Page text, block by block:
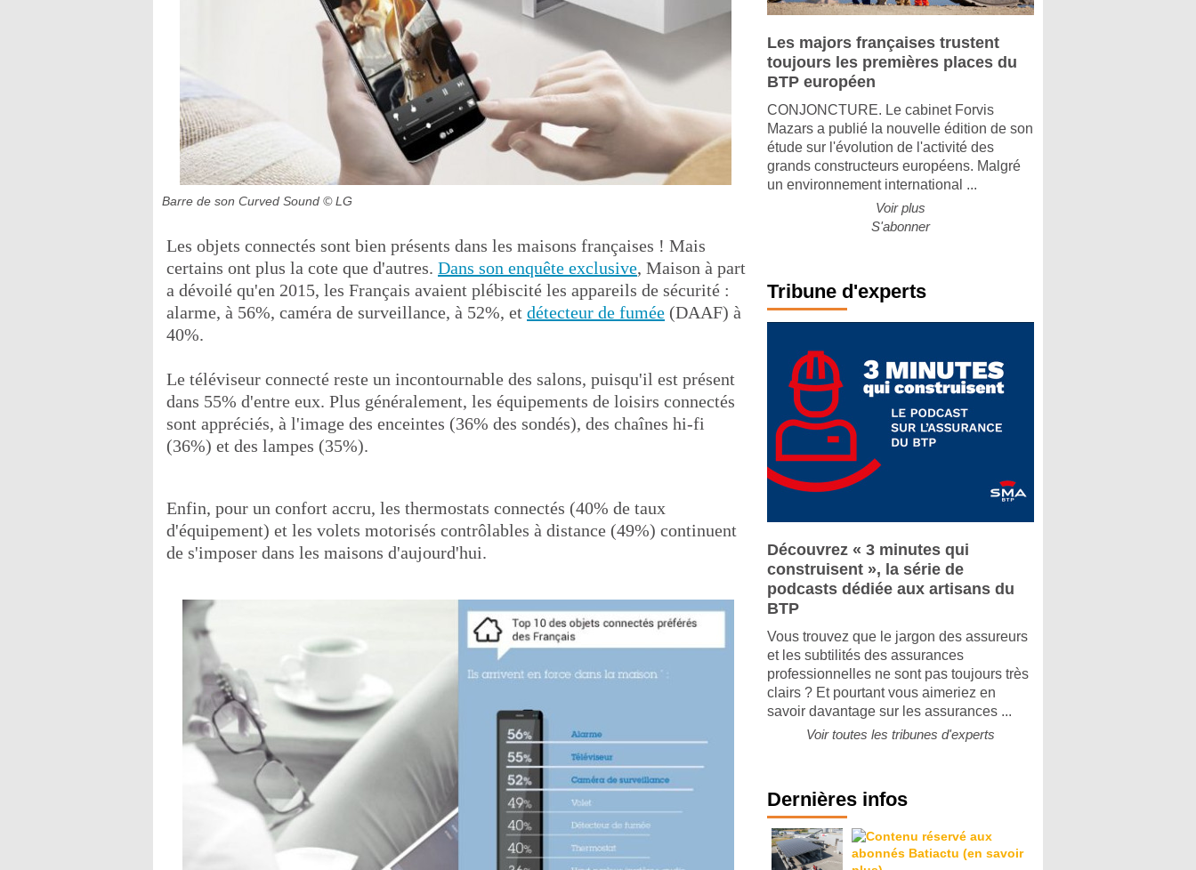
Barre de son Curved Sound © LG
Les objets connectés sont bien présents dans les maisons françaises ! Mais
certains ont plus la cote que d'autres. Dans son enquête exclusive, Maison à part
a dévoilé qu'en 2015, les Français avaient plébiscité les appareils de sécurité :
alarme, à 56%, caméra de surveillance, à 52%, et détecteur de fumée (DAAF) à
40%.
Le téléviseur connecté reste un incontournable des salons, puisqu'il est présent
dans 55% d'entre eux. Plus généralement, les équipements de loisirs connectés
sont appréciés, à l'image des enceintes (36% des sondés), des chaînes hi-fi
(36%) et des lampes (35%).
Enfin, pour un confort accru, les thermostats connectés (40% de taux
d'équipement) et les volets motorisés contrôlables à distance (49%) continuent
de s'imposer dans les maisons d'aujourd'hui.
Les majors françaises trustent
toujours les premières places du
BTP européen
CONJONCTURE. Le cabinet Forvis
Mazars a publié la nouvelle édition de son
étude sur l'évolution de l'activité des
grands constructeurs européens. Malgré
un environnement international ...
Voir plus
S'abonner
Tribune d'experts
Découvrez « 3 minutes qui
construisent », la série de
podcasts dédiée aux artisans du
BTP
Vous trouvez que le jargon des assureurs
et les subtilités des assurances
professionnelles ne sont pas toujours très
clairs ? Et pourtant vous aimeriez en
savoir davantage sur les assurances ...
Voir toutes les tribunes d'experts
Dernières infos